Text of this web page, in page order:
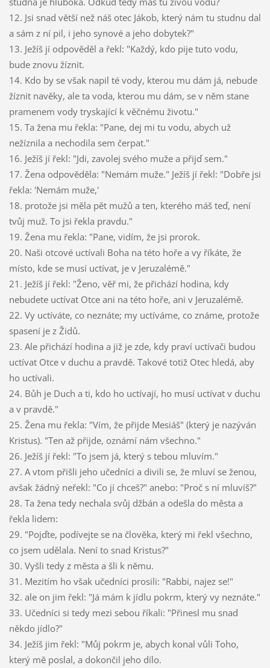
12. Jsi snad větší než náš otec Jákob, který nám tu studnu dal
a sám z ní pil, i jeho synové a jeho dobytek?"
13. Ježíš jí odpověděl a řekl: "Každý, kdo pije tuto vodu,
bude znovu žíznit.
14. Kdo by se však napil té vody, kterou mu dám já, nebude
žíznit navěky, ale ta voda, kterou mu dám, se v něm stane
pramenem vody tryskající k věčnému životu."
15. Ta žena mu řekla: "Pane, dej mi tu vodu, abych už
nežíznila a nechodila sem čerpat."
16. Ježíš jí řekl: "Jdi, zavolej svého muže a přijď sem."
17. Žena odpověděla: "Nemám muže." Ježíš jí řekl: "Dobře jsi
řekla: 'Nemám muže,'
18. protože jsi měla pět mužů a ten, kterého máš teď, není
tvůj muž. To jsi řekla pravdu."
19. Žena mu řekla: "Pane, vidím, že jsi prorok.
20. Naši otcové uctívali Boha na této hoře a vy říkáte, že
místo, kde se musí uctívat, je v Jeruzalémě."
21. Ježíš jí řekl: "Ženo, věř mi, že přichází hodina, kdy
nebudete uctívat Otce ani na této hoře, ani v Jeruzalémě.
22. Vy uctíváte, co neznáte; my uctíváme, co známe, protože
spasení je z Židů.
23. Ale přichází hodina a již je zde, kdy praví uctívači budou
uctívat Otce v duchu a pravdě. Takové totiž Otec hledá, aby
ho uctívali.
24. Bůh je Duch a ti, kdo ho uctívají, ho musí uctívat v duchu
a v pravdě."
25. Žena mu řekla: "Vím, že přijde Mesiáš" (který je nazýván
Kristus). "Ten až přijde, oznámí nám všechno."
26. Ježíš jí řekl: "To jsem já, který s tebou mluvím."
27. A vtom přišli jeho učedníci a divili se, že mluví se ženou,
avšak žádný neřekl: "Co jí chceš?" anebo: "Proč s ní mluvíš?"
28. Ta žena tedy nechala svůj džbán a odešla do města a
řekla lidem:
29. "Pojďte, podívejte se na člověka, který mi řekl všechno,
co jsem udělala. Není to snad Kristus?"
30. Vyšli tedy z města a šli k němu.
31. Mezitím ho však učedníci prosili: "Rabbi, najez se!"
32. ale on jim řekl: "Já mám k jídlu pokrm, který vy neznáte."
33. Učedníci si tedy mezi sebou říkali: "Přinesl mu snad
někdo jídlo?"
34. Ježíš jim řekl: "Můj pokrm je, abych konal vůli Toho,
který mě poslal, a dokončil jeho dílo.